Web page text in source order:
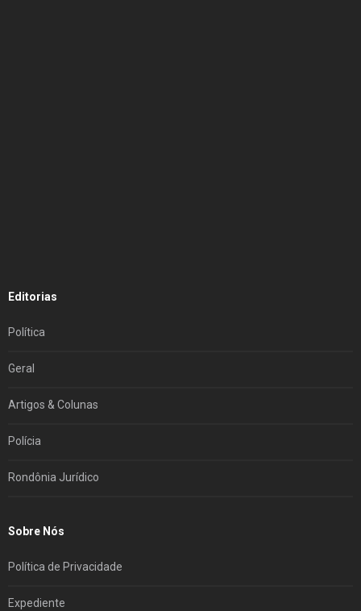
Editorias
Política
Geral
Artigos & Colunas
Polícia
Rondônia Jurídico
Sobre Nós
Política de Privacidade
Expediente